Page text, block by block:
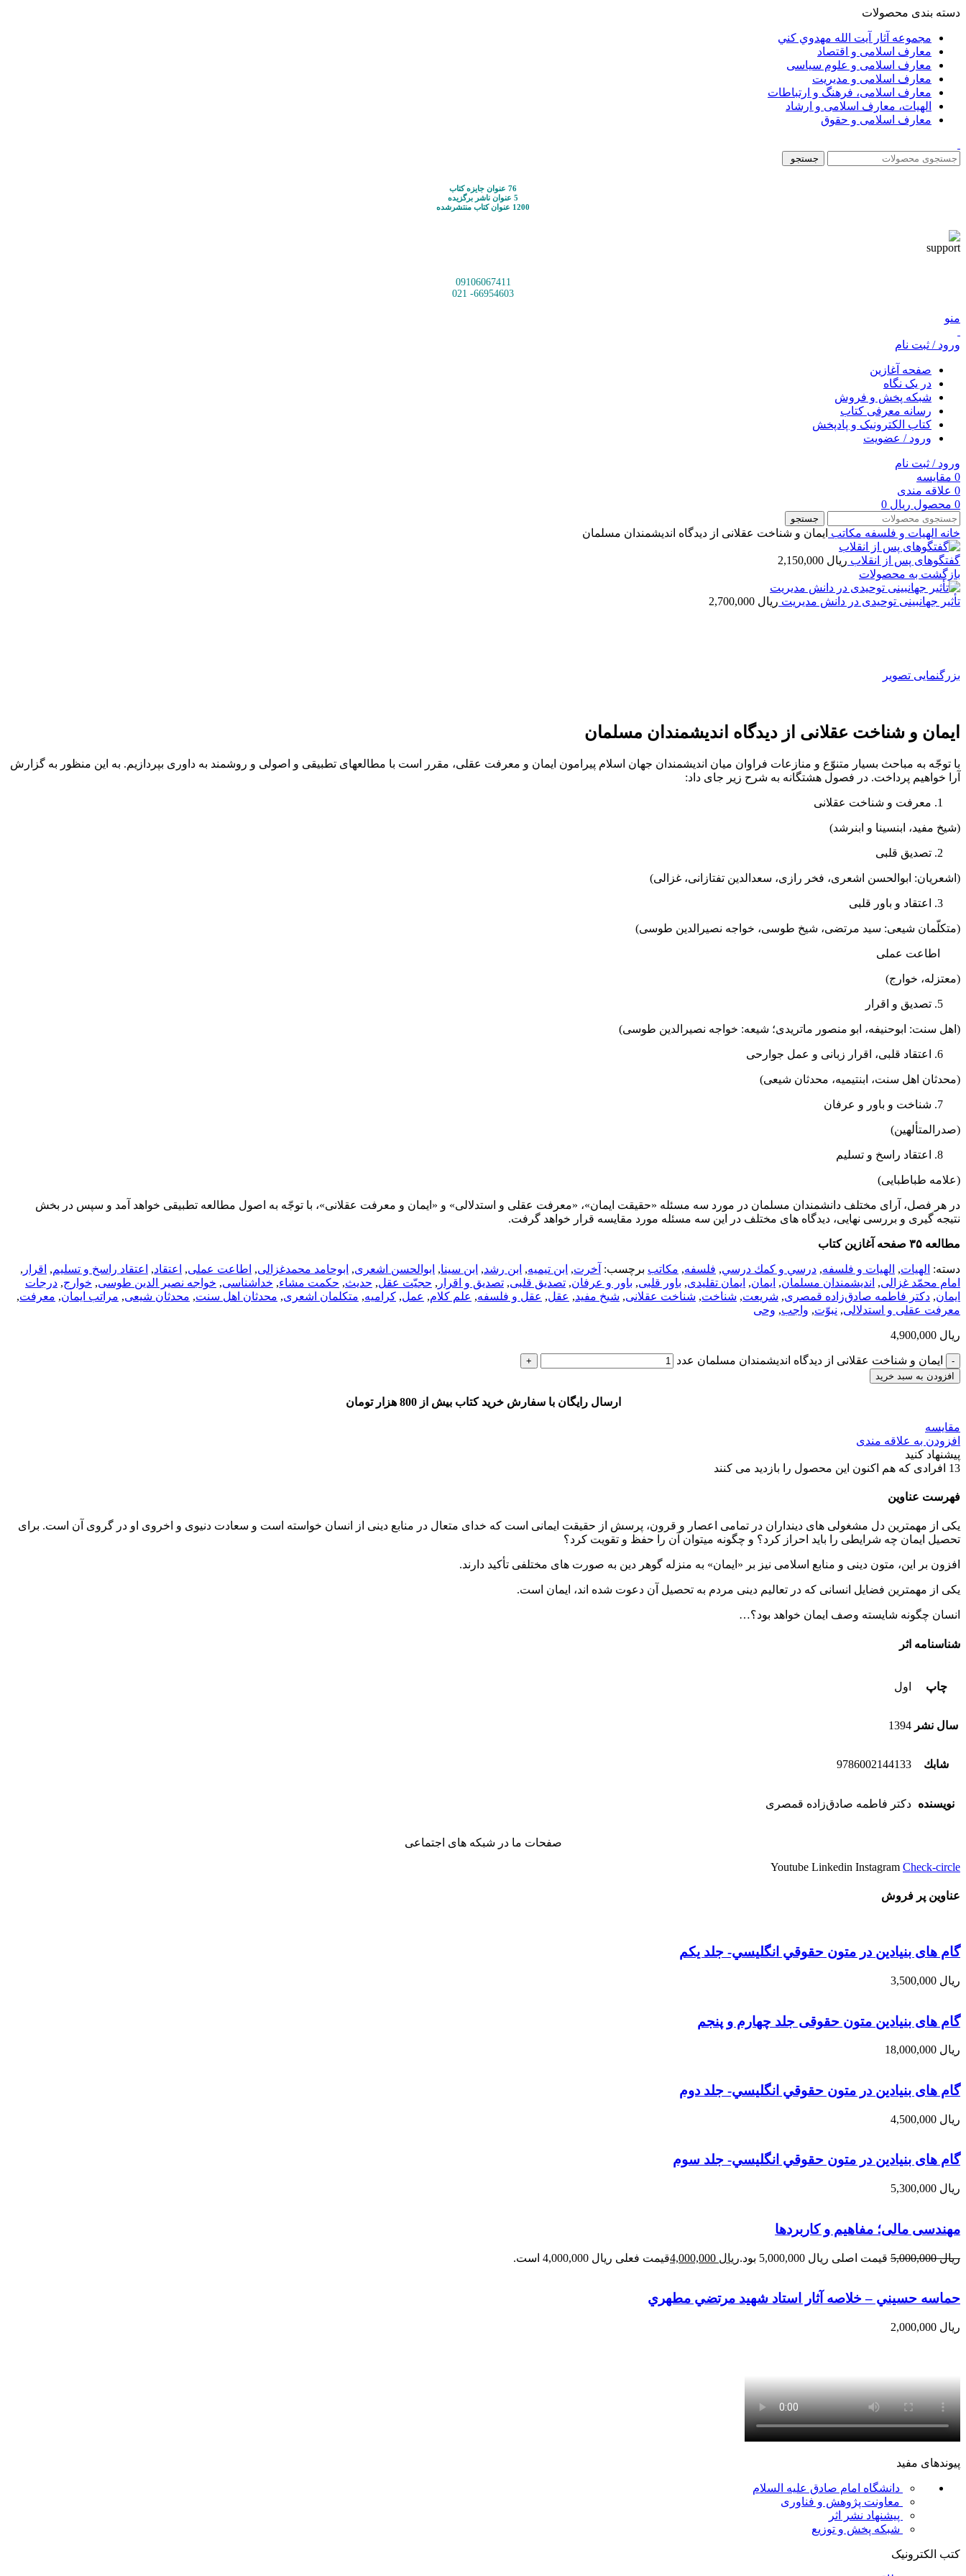
دسته بندی محصولات
مجموعه آثار آيت الله مهدوي كني
معارف اسلامی و اقتصاد
معارف اسلامی و علوم سیاسی
معارف اسلامی و مدیریت
معارف اسلامی، فرهنگ و ارتباطات
الهیات، معارف اسلامی و ارشاد
معارف اسلامی و حقوق
جستجو
76 عنوان جایزه کتاب
5 عنوان ناشر برگزیده
1200 عنوان کتاب منتشرشده
09106067411
66954603- 021
منو
ورود / ثبت نام
صفحه آغازین
در یک نگاه
شبکه پخش و فروش
رسانه معرفی کتاب
کتاب الکترونیک و پادپخش
ورود / عضویت
ورود / ثبت نام
0 مقایسه
0 علاقه مندی
0 محصول ریال
جستجو
خانه الهیات و فلسفه مکاتب ایمان و شناخت عقلانی از دیدگاه اندیشمندان مسلمان
گفتگوهای پس از انقلاب ریال
بازگشت به محصولات
تأثیر جهان‏بینی توحیدی در دانش مدیریت ریال
بزرگنمایی تصویر
ایمان و شناخت عقلانی از دیدگاه اندیشمندان مسلمان
با توجّه به مباحث بسیار متنوّع و منازعات فراوان میان اندیشمندان جهان اسلام پیرامون ایمان و معرفت عقلی، مقرر است با مطالعه­ای تطبیقی و اصولی و روش­مند به داوری بپردازیم. به این منظور به گزارش
آرا خواهیم پرداخت. در فصول هشت­گانه به شرح زیر جای داد:
معرفت و شناخت عقلانی
(شیخ مفید، ابن­سینا و ابن­رشد)
تصدیق قلبی
(اشعریان: ابوالحسن اشعری، فخر رازی، سعدالدین تفتازانی، غزالی)
اعتقاد و باور قلبی
(متکلّمان شیعی: سید مرتضی، شیخ طوسی، خواجه نصیرالدین طوسی)
اطاعت عملی
(معتزله، خوارج)
تصدیق و اقرار
(اهل سنت: ابوحنیفه، ابو منصور ماتریدی؛ شیعه: خواجه نصیرالدین طوسی)
اعتقاد قلبی، اقرار زبانی و عمل جوارحی
(محدثان اهل سنت، ابن­تیمیه، محدثان شیعی)
شناخت و باور و عرفان
(صدرالمتألهین)
اعتقاد راسخ و تسلیم
(علامه طباطبایی)
در هر فصل، آرای مختلف دانشمندان مسلمان در مورد سه مسئله «حقیقت ایمان»، «معرفت عقلی و استدلالی» و «ایمان و معرفت عقلانی»، با توجّه به اصول مطالعه تطبیقی خواهد آمد و سپس در بخش
نتیجه­ گیری و بررسی نهایی، دیدگاه­ های مختلف در این سه مسئله مورد مقایسه قرار خواهد گرفت‌.
مطالعه ۳۵ صفحه آغازین کتاب
دسته: الهيات, الهیات و فلسفه, درسي و كمك درسي, فلسفه, مکاتب برچسب: آخرت, ابن تیمیه, ابن رشد, ابن سینا, ابوالحسن اشعری, ابوحامد محمدغزالی, اطاعت عملی, اعتقاد, اعتقاد راسخ و تسلیم, اقرار ,
امام محمّد غزالی, اندیشمندان مسلمان, ایمان, ایمان تقلیدی, باور قلبی, باور و عرفان, تصدیق قلبی, تصدیق و اقرار , حجیّت عقل, حدیث, حکمت مشاء, خداشناسی, خواجه نصیر الدین طوسی, خوارج, درجات
ایمان, دکتر فاطمه صادق‌زاده قمصری, شریعت, شناخت, شناخت عقلانی, شیخ مفید, عقل, عقل و فلسفه, علم کلام, عمل, کرامیه, متکلمان اشعری, محدثان اهل سنت, محدثان شیعی, مراتب ایمان, معرفت,
معرفت عقلی و استدلالی, نبوّت, واجب, وحی
ریال
ایمان و شناخت عقلانی از دیدگاه اندیشمندان مسلمان عدد
افزودن به سبد خرید
ارسال رایگان با سفارش خرید کتاب بیش از 800 هزار تومان
مقایسه
افزودن به علاقه مندی
پیشنهاد کنید
13 افرادی که هم اکنون این محصول را بازدید می کنند
فهرست عناوین
یکی از مهم­ترین دل­ مشغولی­ های دین­داران در تمامی اعصار و قرون، پرسش از حقیقت ایمانی است که خدای متعال در منابع دینی از انسان خواسته­ است و سعادت دنیوی و اخروی او در گروی آن است. برای
تحصیل ایمان چه شرایطی را باید احراز کرد؟ و چگونه می­توان آن را حفظ و تقویت کرد؟
افزون بر این، متون دینی و منابع اسلامی نیز بر «ایمان» به منزله گوهر دین به صورت­ های مختلفی تأکید دارند.
یکی از مهم­ترین فضایل انسانی که در تعالیم دینی مردم به تحصیل آن دعوت شده ­اند، ایمان است.
انسان چگونه شایسته وصف ایمان خواهد بود؟…
شناسنامه اثر
چاپ اول
سال نشر 1394
شابك 9786002144133
نویسنده دکتر فاطمه صادق‌زاده قمصری
صفحات ما در شبکه های اجتماعی
Youtube Linkedin Instagram Check-circle
عناوین پر فروش
گام های بنیادین در متون حقوقي انگليسي- جلد يكم
ریال
گام های بنیادین متون حقوقی جلد چهارم و پنجم
ریال
گام های بنیادین در متون حقوقي انگليسي- جلد دوم
ریال
گام های بنیادین در متون حقوقي انگليسي- جلد سوم
ریال
مهندسی مالی؛ مفاهیم و کاربردها
ریال5,000,000 قیمت اصلی ریال 5,000,000 بود. ریال قیمت فعلی ریال 4,000,000 است.
حماسه حسيني – خلاصه آثار استاد شهيد مرتضي مطهري
ریال
پیوندهای مفید
دانشگاه امام صادق علیه السلام
معاونت پژوهش و فناوری
پیشنهاد نشر اثر
شبکه پخش و توزیع
کتب الکترونیک